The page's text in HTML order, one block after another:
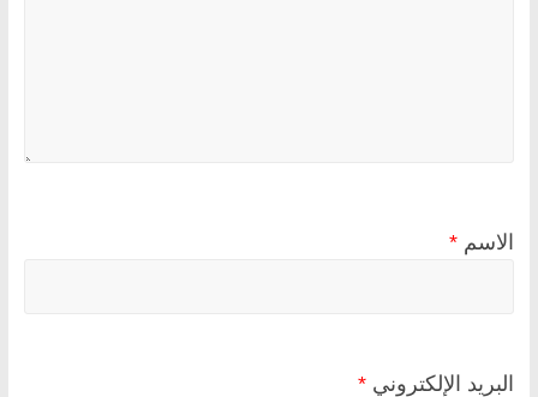
الاسم *
البريد الإلكتروني *